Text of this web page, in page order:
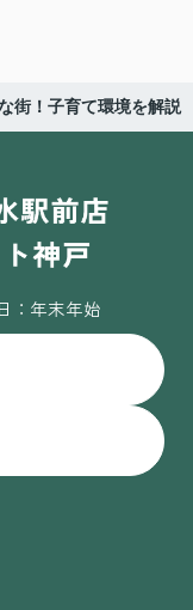
街！子育て環境を解説
：年末年始